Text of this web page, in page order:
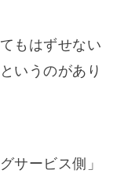
もはずせない
いうのがあり
サービス側」